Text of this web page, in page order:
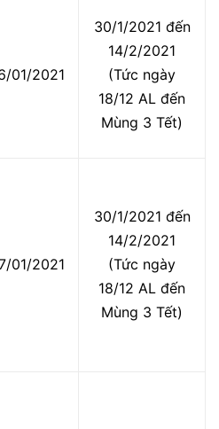
01/2021
30/1/2021 đến
14/2/2021
(Tức ngày
18/12 AL đến
Mùng 3 Tết)
01/2021
30/1/2021 đến
14/2/2021
(Tức ngày
18/12 AL đến
Mùng 3 Tết)